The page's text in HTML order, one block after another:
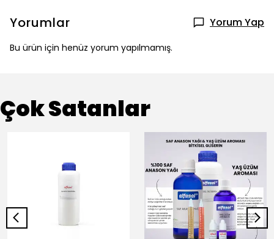
Yorumlar Yorum Yap
Bu ürün için henüz yorum yapılmamış.
Çok Satanlar